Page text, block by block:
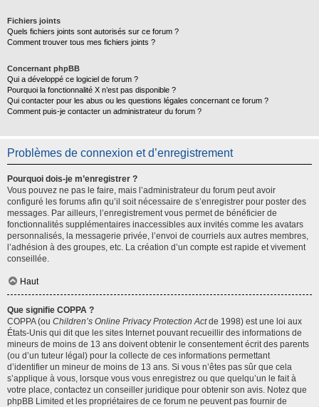
Fichiers joints
Quels fichiers joints sont autorisés sur ce forum ?
Comment trouver tous mes fichiers joints ?
Concernant phpBB
Qui a développé ce logiciel de forum ?
Pourquoi la fonctionnalité X n’est pas disponible ?
Qui contacter pour les abus ou les questions légales concernant ce forum ?
Comment puis-je contacter un administrateur du forum ?
Problèmes de connexion et d’enregistrement
Pourquoi dois-je m’enregistrer ?
Vous pouvez ne pas le faire, mais l’administrateur du forum peut avoir
configuré les forums afin qu’il soit nécessaire de s’enregistrer pour poster des
messages. Par ailleurs, l’enregistrement vous permet de bénéficier de
fonctionnalités supplémentaires inaccessibles aux invités comme les avatars
personnalisés, la messagerie privée, l’envoi de courriels aux autres membres,
l’adhésion à des groupes, etc. La création d’un compte est rapide et vivement
conseillée.
Haut
Que signifie COPPA ?
COPPA (ou Children’s Online Privacy Protection Actde 1998) est une loi aux
États-Unis qui dit que les sites Internet pouvant recueillir des informations de
mineurs de moins de 13 ans doivent obtenir le consentement écrit des parents
(ou d’un tuteur légal) pour la collecte de ces informations permettant
d’identifier un mineur de moins de 13 ans. Si vous n’êtes pas sûr que cela
s’applique à vous, lorsque vous vous enregistrez ou que quelqu’un le fait à
votre place, contactez un conseiller juridique pour obtenir son avis. Notez que
phpBB Limited et les propriétaires de ce forum ne peuvent pas fournir de